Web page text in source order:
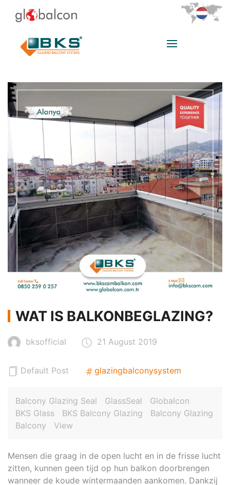
WAT IS BALKONBEGLAZING?
bksofficial 21 August 2019
Default Post glazingbalconysystem
Balcony Glazing Seal GlassSeal
Globalcon
BKS Glass
BKS Balcony Glazing
Balcony Glazing
Balcony
View
Mensen die graag in de open lucht en in de frisse lucht
zitten, kunnen geen tijd op hun balkon doorbrengen
wanneer de koude wintermaanden aankomen. Dankzij